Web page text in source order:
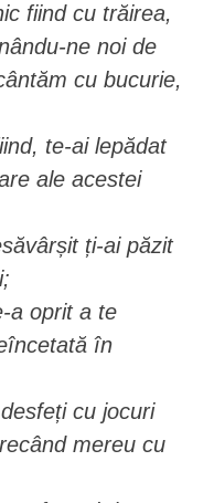
fiind cu trăirea,
ne noi de
cu bucurie,
te-ai lepădat
ale acestei
ți-ai păzit
a oprit a te
în
cu jocuri
mereu cu